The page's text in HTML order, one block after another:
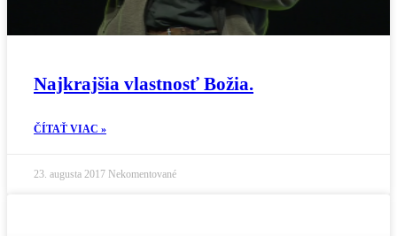
Najkrajšia vlastnosť Božia.
ČÍTAŤ VIAC »
23. augusta 2017 Nekomentované